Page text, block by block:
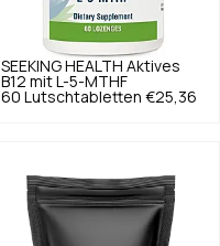
SEEKING HEALTH Aktives
B12 mit L-5-MTHF
60 Lutschtabletten €25,36